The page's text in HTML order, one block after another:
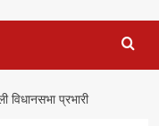
प्रभारी